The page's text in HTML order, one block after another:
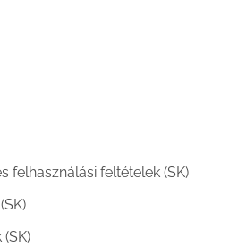
felhasználási feltételek (SK)